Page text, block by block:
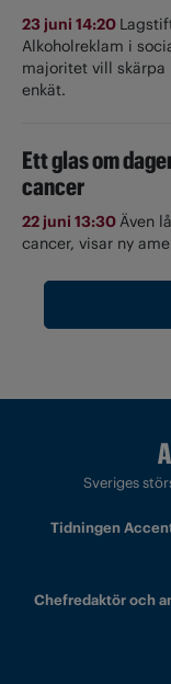
23 juni 14:20
Alkoholreklam i
majoritet vill skärpa
enkät.
Ett glas om
cancer
22 juni 13:30Även
cancer, visar ny
Sveriges
Tidningen
Chefredaktör och